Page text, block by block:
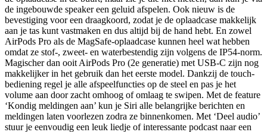
de ingebouwde speaker een geluid afspelen. Ook nieuw is de
bevestiging voor een draagkoord, zodat je de oplaadcase makkelijk
aan je tas kunt vastmaken en dus altijd bij de hand hebt. En zowel
AirPods Pro als de MagSafe-oplaadcase kunnen heel wat hebben
omdat ze stof-, zweet- en waterbestendig zijn volgens de IP54‑norm.
Magischer dan ooit AirPods Pro (2e generatie) met USB‑C zijn nog
makkelijker in het gebruik dan het eerste model. Dankzij de touch-
bediening regel je alle afspeelfuncties op de steel en pas je het
volume aan door zacht omhoog of omlaag te swipen. Met de feature
‘Kondig meldingen aan’ kun je Siri alle belangrijke berichten en
meldingen laten voorlezen zodra ze binnenkomen. Met ‘Deel audio’
stuur je eenvoudig een leuk liedje of interessante podcast naar een